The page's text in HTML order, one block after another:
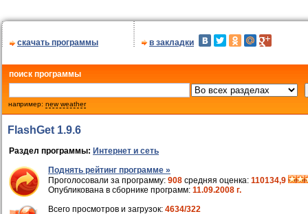
скачать программы в закладки
поиск программы
например: new weather
FlashGet 1.9.6
Раздел программы: Интернет и сеть
Поднять рейтинг программе »
Проголосовали за программу: 908 средняя оценка: 110134,9
Опубликована в сборнике программ: 11.09.2008 г.
Всего просмотров и загрузок: 4634/322